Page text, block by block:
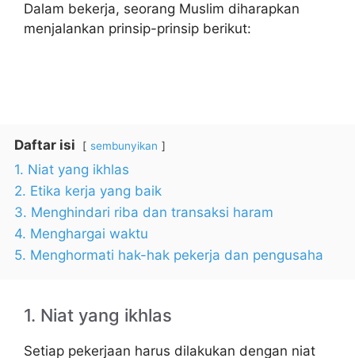
Dalam bekerja, seorang Muslim diharapkan
menjalankan prinsip-prinsip berikut:
Daftar isi sembunyikan
1. Niat yang ikhlas
2. Etika kerja yang baik
3. Menghindari riba dan transaksi haram
4. Menghargai waktu
5. Menghormati hak-hak pekerja dan pengusaha
1. Niat yang ikhlas
Setiap pekerjaan harus dilakukan dengan niat